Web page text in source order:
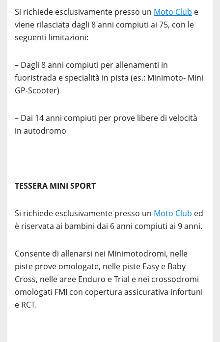
Si richiede esclusivamente presso un Moto Club e
viene rilasciata dagli 8 anni compiuti ai 75, con le
seguenti limitazioni:
– Dagli 8 anni compiuti per allenamenti in
fuoristrada e specialità in pista (es.: Minimoto- Mini
GP-Scooter)
– Dai 14 anni compiuti per prove libere di velocità
in autodromo
TESSERA MINI SPORT
Si richiede esclusivamente presso un Moto Club ed
è riservata ai bambini dai 6 anni compiuti ai 9 anni.
Consente di allenarsi nei Minimotodromi, nelle
piste prove omologate, nelle piste Easy e Baby
Cross, nelle aree Enduro e Trial e nei crossodromi
omologati FMI con copertura assicurativa infortuni
e RCT.